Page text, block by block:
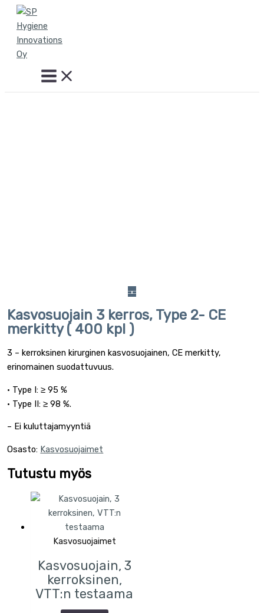
Siirry
sisältöön
Kasvosuojain 3 kerros, Type 2- CE
merkitty ( 400 kpl )
3 – kerroksinen kirurginen kasvosuojainen, CE merkitty,
erinomainen suodattuvuus.
• Type I: ≥ 95 %
• Type II: ≥ 98 %.
– Ei kuluttajamyyntiä
Osasto: Kasvosuojaimet
Tutustu myös
Kasvosuojaimet
Kasvosuojain, 3
kerroksinen,
VTT:n testaama